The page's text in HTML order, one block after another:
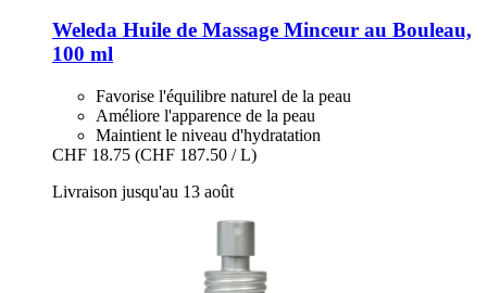
Weleda Huile de Massage Minceur au Bouleau,
100 ml
Favorise l'équilibre naturel de la peau
Améliore l'apparence de la peau
Maintient le niveau d'hydratation
CHF 18.75 (CHF 187.50 / L)
Livraison jusqu'au 13 août